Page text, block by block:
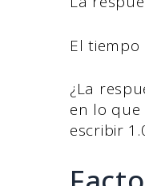
El
¿La
en lo
escribir